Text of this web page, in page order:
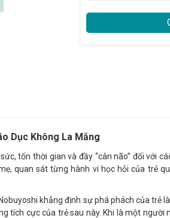
Dục Không La Mắng
tốn thời gian và đầy “cân não” đối với
quan sát từng hành vi học hỏi của trẻ
khẳng định sự phá phách của trẻ
tích cực của trẻ sau này. Khi là một người